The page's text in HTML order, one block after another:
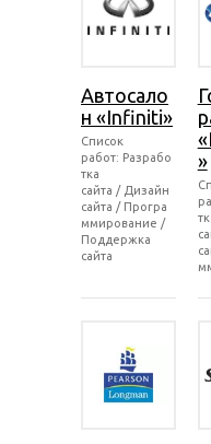
Автосало
н «Infiniti»
Список
работ: Разрабо
тка
сайта / Дизайн
сайта / Програ
ммирование /
Поддержка
сайта
»